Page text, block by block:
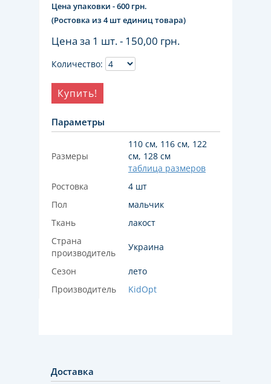
Цена упаковки - 600 грн.
(Ростовка из 4 шт единиц товара)
Цена за 1 шт. - 150,00 грн.
Количество:
Купить!
Параметры
Размеры
110 см, 116 см, 122
см, 128 см
таблица размеров
Ростовка
4 шт
Пол
мальчик
Ткань
лакост
Страна
производитель
Украина
Сезон
лето
Производитель
KidOpt
Доставка